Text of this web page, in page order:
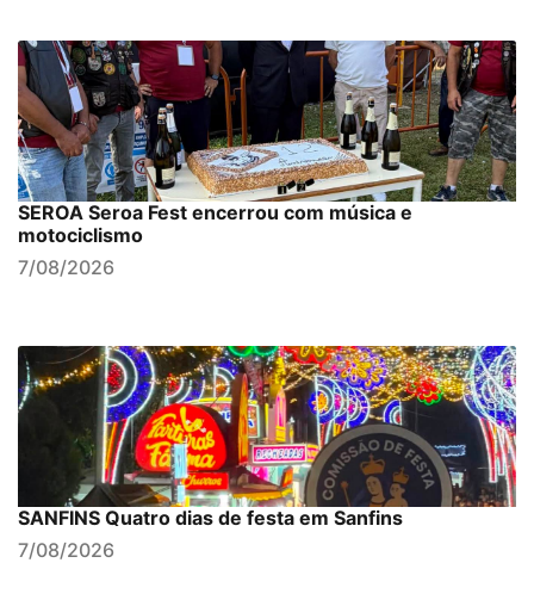
SEROA Seroa Fest encerrou com música e
motociclismo
7/08/2026
SANFINS Quatro dias de festa em Sanfins
7/08/2026